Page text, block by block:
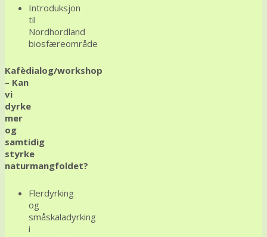
Introduksjon
til
Nordhordland
biosfæreområde
Kafèdialog/workshop
– Kan
vi
dyrke
mer
og
samtidig
styrke
naturmangfoldet?
Flerdyrking
og
småskaladyrking
i